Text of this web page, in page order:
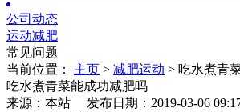
公司动态
运动减肥
常见问题
当前位置： 主页 > 减肥运动 > 吃水煮青
吃水煮青菜能成功减肥吗
来源：本站 发布日期：2019-03-06